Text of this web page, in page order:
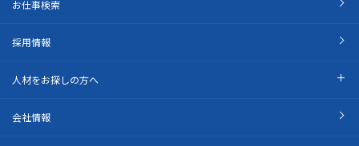
お仕事検索
採用情報
人材をお探しの方へ
会社情報